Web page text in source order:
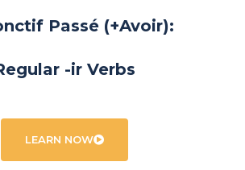
Passé (+Avoir):
-ir Verbs
LEARN NOW